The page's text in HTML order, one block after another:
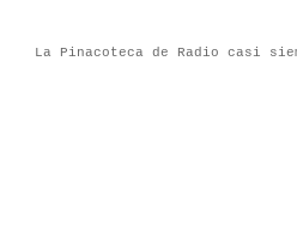
La Pinacoteca de Radio casi